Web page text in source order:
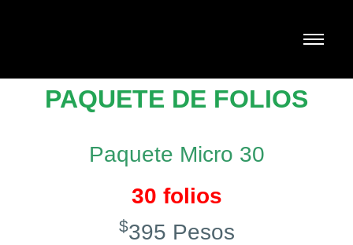
PAQUETE DE FOLIOS
Paquete Micro 30
30 folios
$395 Pesos